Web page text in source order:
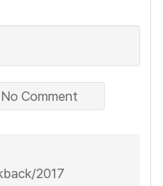
No Comment
2017